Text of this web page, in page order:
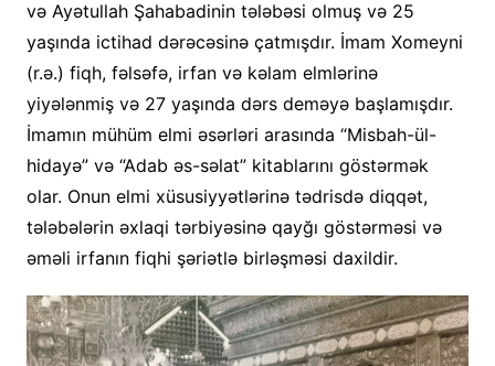
və Ayətullah Şahabadinin tələbəsi olmuş və 25
yaşında ictihad dərəcəsinə çatmışdır. İmam Xomeyni
(r.ə.) fiqh, fəlsəfə, irfan və kəlam elmlərinə
yiyələnmiş və 27 yaşında dərs deməyə başlamışdır.
İmamın mühüm elmi əsərləri arasında “Misbah-ül-
hidayə” və “Adab əs-səlat” kitablarını göstərmək
olar. Onun elmi xüsusiyyətlərinə tədrisdə diqqət,
tələbələrin əxlaqi tərbiyəsinə qayğı göstərməsi və
əməli irfanın fiqhi şəriətlə birləşməsi daxildir.